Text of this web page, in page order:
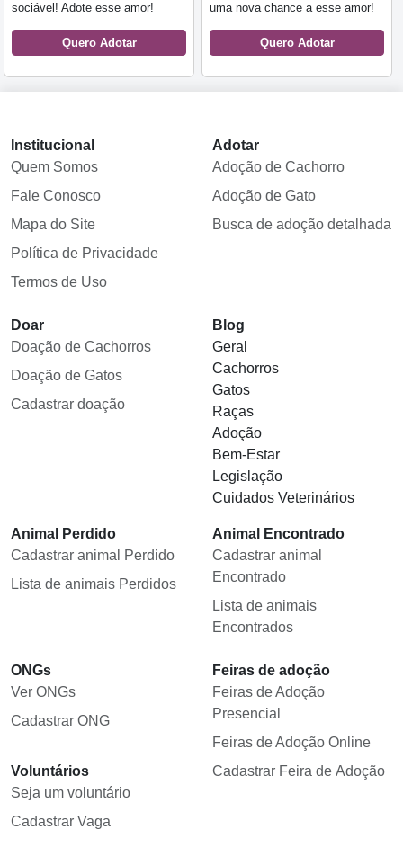
sociável! Adote esse amor!
Quero Adotar
uma nova chance a esse amor!
Quero Adotar
Institucional
Quem Somos
Fale Conosco
Mapa do Site
Política de Privacidade
Termos de Uso
Adotar
Adoção de Cachorro
Adoção de Gato
Busca de adoção detalhada
Doar
Doação de Cachorros
Doação de Gatos
Cadastrar doação
Blog
Geral
Cachorros
Gatos
Raças
Adoção
Bem-Estar
Legislação
Cuidados Veterinários
Animal Perdido
Cadastrar animal Perdido
Lista de animais Perdidos
Animal Encontrado
Cadastrar animal
Encontrado
Lista de animais
Encontrados
ONGs
Ver ONGs
Cadastrar ONG
Voluntários
Seja um voluntário
Cadastrar Vaga
Feiras de adoção
Feiras de Adoção
Presencial
Feiras de Adoção Online
Cadastrar Feira de Adoção